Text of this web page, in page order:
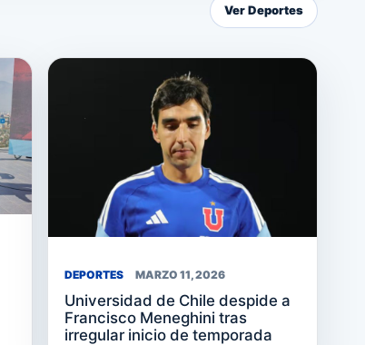
Ver Deportes
DEPORTES MARZO 11, 2026
Universidad de Chile despide a
Francisco Meneghini tras
irregular inicio de temporada